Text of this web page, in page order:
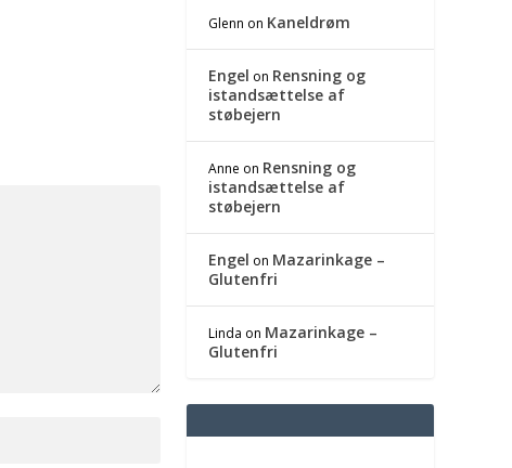
Glenn on Kaneldrøm
Engel on Rensning og
istandsættelse af
støbejern
Anne on Rensning og
istandsættelse af
støbejern
Engel on Mazarinkage –
Glutenfri
Linda on Mazarinkage –
Glutenfri